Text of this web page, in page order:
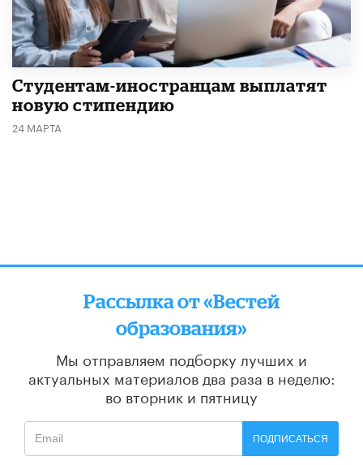
Студентам-иностранцам выплатят
новую стипендию
24 МАРТА
Рассылка от «Вестей
образования»
Мы отправляем подборку лучших и
актуальных материалов два раза в неделю:
во вторник и пятницу
ПОДПИСАТЬСЯ